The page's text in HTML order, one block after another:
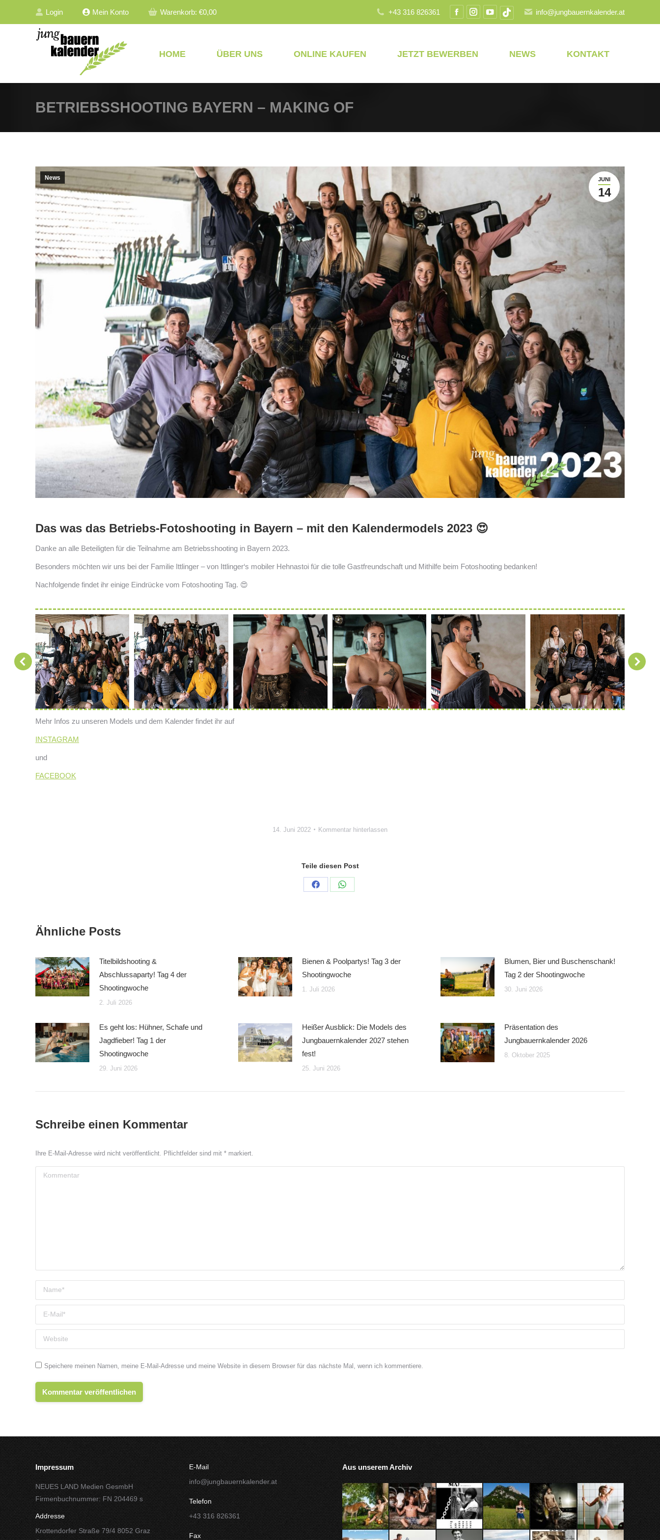
Login Mein Konto Warenkorb: €0,00 +43 316 826361
Facebook
in
Instagram
in
YouTubeTikTok
in
info@jungbauernkalender.at
HOME ÜBER UNS ONLINE KAUFEN JETZT BEWERBEN NEWS KONTAKT
BETRIEBSSHOOTING BAYERN – MAKING OF
JUNI
14
News
Das was das Betriebs-Fotoshooting in Bayern – mit den Kalendermodels 2023 😍
Danke an alle Beteiligten für die Teilnahme am Betriebsshooting in Bayern 2023.
Besonders möchten wir uns bei der Familie Ittlinger – von Ittlinger‘s mobiler Hehnastoi für die tolle Gastfreundschaft und Mithilfe beim Fotoshooting bedanken!
Nachfolgende findet ihr einige Eindrücke vom Fotoshooting Tag. 😍
Mehr Infos zu unseren Models und dem Kalender findet ihr auf
INSTAGRAM
und
FACEBOOK
14. Juni 2022 Kommentar hinterlassen
Teile diesen Post
Auf
Auf
Ähnliche Posts
Titelbildshooting &
Abschlussaparty! Tag 4 der
Shootingwoche
2. Juli 2026
Bienen & Poolpartys! Tag 3 der
Shootingwoche
1. Juli 2026
Blumen, Bier und Buschenschank!
Tag 2 der Shootingwoche
30. Juni 2026
Es geht los: Hühner, Schafe und
Jagdfieber! Tag 1 der
Shootingwoche
29. Juni 2026
Heißer Ausblick: Die Models des
Jungbauernkalender 2027 stehen
fest!
25. Juni 2026
Präsentation des
Jungbauernkalender 2026
8. Oktober 2025
Schreibe einen Kommentar
Ihre E-Mail-Adresse wird nicht veröffentlicht. Pflichtfelder sind mit * markiert.
Kommentar
Name *
E-Mail *
Website
Speichere meinen Namen, meine E-Mail-Adresse und meine Website in diesem Browser für das nächste Mal, wenn ich kommentiere.
Kommentar veröffentlichen
Impressum
NEUES LAND Medien GesmbH
Firmenbuchnummer: FN 204469 s
Addresse
Krottendorfer Straße 79/4 8052 Graz
E-Mail
info@jungbauernkalender.at
Telefon
+43 316 826361
Fax
Aus unserem Archiv